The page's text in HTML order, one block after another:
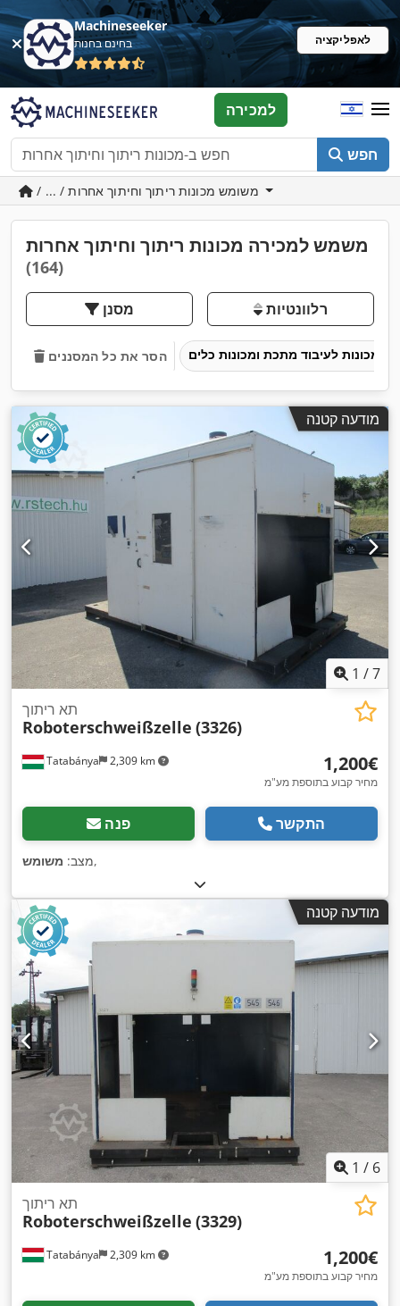
Machineseeker
בחינם בחנות לאפליקציה
חפש
למכירה
משמש למכירה מכונות ריתוך וחיתוך אחרות
(164)
מסנן רלוונטיות
הסר את כל המסננים
מודעה קטנה
1 /7
Tatabánya 2,309 km
תא ריתוך
Roboterschweißzelle (3326)
‏1,200 ‏€
מחיר קבוע בתוספת מע"מ
פנה התקשר
מצב: משומש ,
מודעה קטנה
1 / 6
Tatabánya 2,309 km
תא ריתוך
Roboterschweißzelle (3329)
‏1,200 ‏€
מחיר קבוע בתוספת מע"מ